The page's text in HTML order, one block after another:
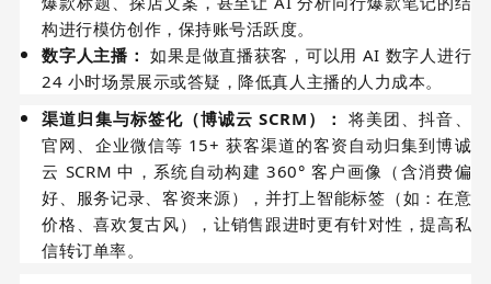
构进行模仿创作，保持账号活跃度。
数字人主播： 如果是做直播获客，可以用 AI 数字人进行
24 小时场景展示或答疑，降低真人主播的人力成本。
渠道归集与标签化（博诚云 SCRM）： 将美团、抖音、
官网、企业微信等 15+ 获客渠道的客资自动归集到博诚
云 SCRM 中，系统自动构建 360° 客户画像（含消费偏
好、服务记录、客资来源），并打上智能标签（如：在意
价格、喜欢复古风），让销售跟进时更有针对性，提高私
信转订单率。